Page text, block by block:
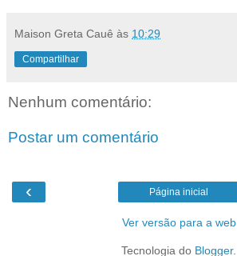
Maison Greta Cauê às 10:29
Compartilhar
Nenhum comentário:
Postar um comentário
‹ Página inicial
Ver versão para a web
Tecnologia do Blogger.